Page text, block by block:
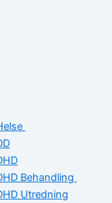
Behandling
Utredning